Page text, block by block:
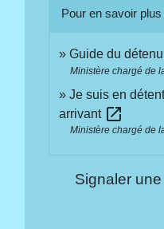
Pour en savoir plus
Guide du
Ministère chargé de
Je suis en
arrivant open_in_new
Ministère chargé de
Signaler